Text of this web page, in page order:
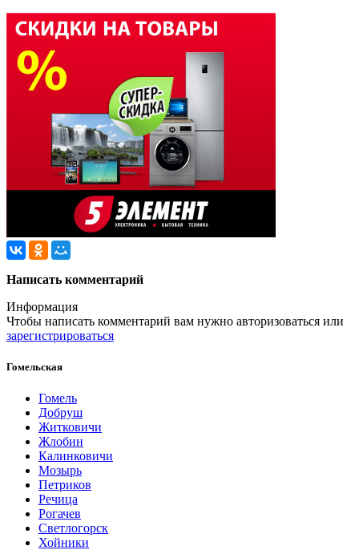
Написать комментарий
Информация
Чтобы написать комментарий вам нужно авторизоваться или
зарегистрироваться
Гомельская
Гомель
Добруш
Житковичи
Жлобин
Калинковичи
Мозырь
Петриков
Речица
Рогачев
Светлогорск
Хойники